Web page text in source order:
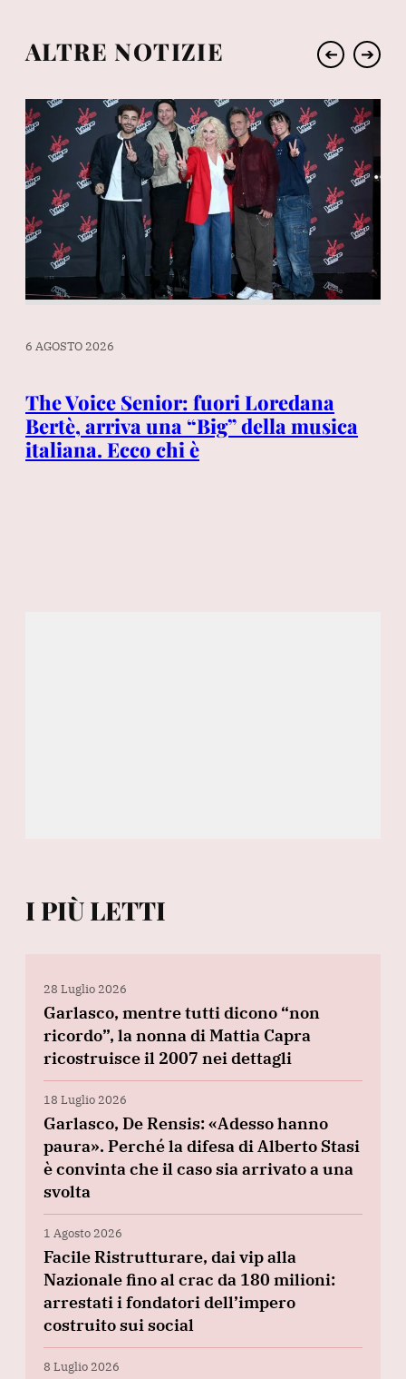
ALTRE NOTIZIE ➔ ➔
6 AGOSTO 2026
The Voice Senior: fuori Loredana
Bertè, arriva una “Big” della musica
italiana. Ecco chi è
I PIÙ LETTI
28 Luglio 2026
Garlasco, mentre tutti dicono “non
ricordo”, la nonna di Mattia Capra
ricostruisce il 2007 nei dettagli
18 Luglio 2026
Garlasco, De Rensis: «Adesso hanno
paura». Perché la difesa di Alberto Stasi
è convinta che il caso sia arrivato a una
svolta
1 Agosto 2026
Facile Ristrutturare, dai vip alla
Nazionale fino al crac da 180 milioni:
arrestati i fondatori dell’impero
costruito sui social
8 Luglio 2026